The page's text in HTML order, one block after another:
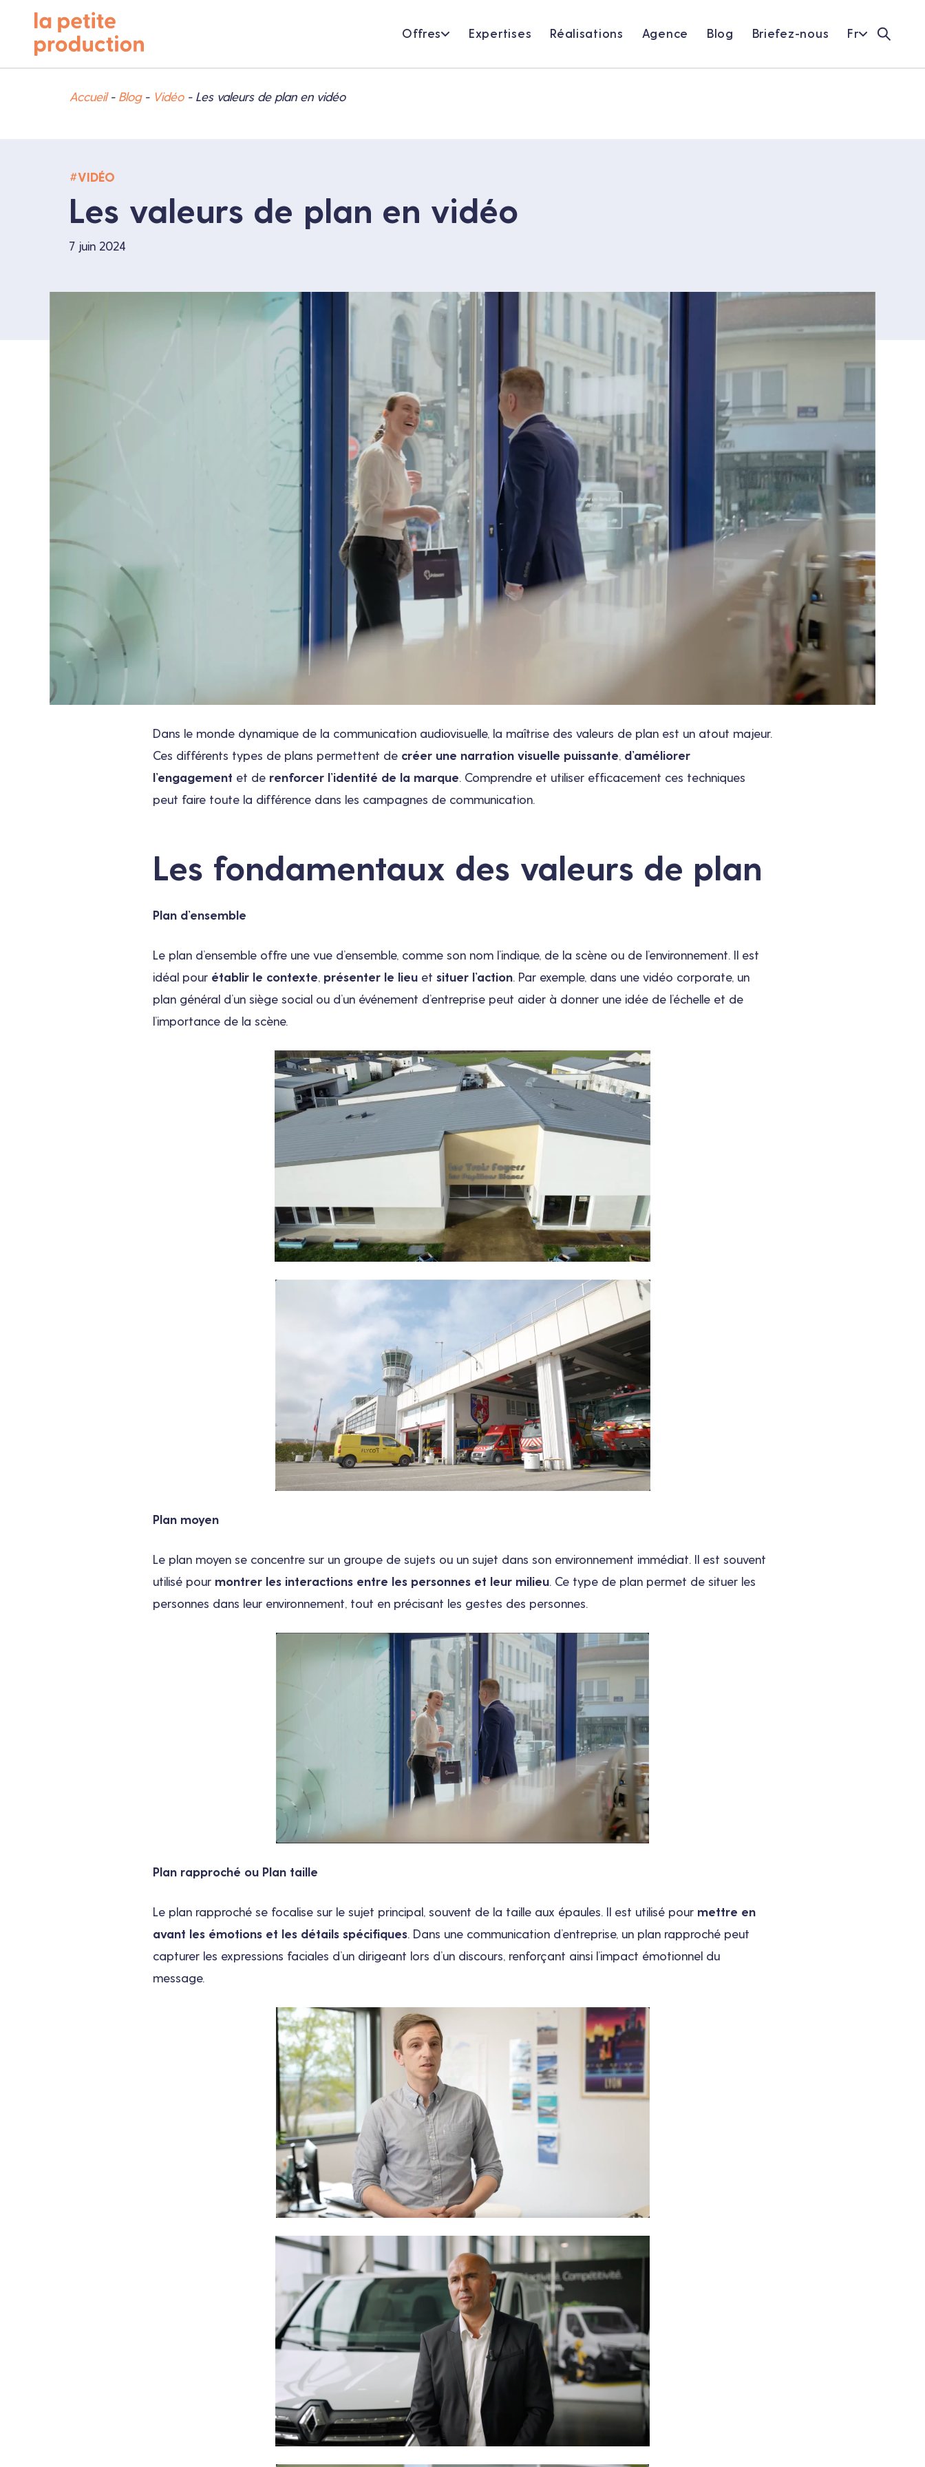
Offres Expertises Réalisations Agence Blog Briefez-nous Fr
Accueil- Blog- Vidéo- Les valeurs de plan en vidéo
VIDÉO
Les valeurs de plan en vidéo
7 juin 2024
Dans le monde dynamique de la communication audiovisuelle, la maîtrise des valeurs de plan est un atout majeur.
Ces différents types de plans permettent de créer une narration visuelle puissante, d’améliorer
l’engagement et de renforcer l’identité de la marque. Comprendre et utiliser efficacement ces techniques
peut faire toute la différence dans les campagnes de communication.
Les fondamentaux des valeurs de plan
Plan d’ensemble
Le plan d’ensemble offre une vue d’ensemble, comme son nom l’indique, de la scène ou de l’environnement. Il est
idéal pour établir le contexte, présenter le lieu et situer l’action. Par exemple, dans une vidéo corporate, un
plan général d’un siège social ou d’un événement d’entreprise peut aider à donner une idée de l’échelle et de
l’importance de la scène.
Plan moyen
Le plan moyen se concentre sur un groupe de sujets ou un sujet dans son environnement immédiat. Il est souvent
utilisé pour montrer les interactions entre les personnes et leur milieu. Ce type de plan permet de situer les
personnes dans leur environnement, tout en précisant les gestes des personnes.
Plan rapproché ou Plan taille
Le plan rapproché se focalise sur le sujet principal, souvent de la taille aux épaules. Il est utilisé pour mettre en
avant les émotions et les détails spécifiques. Dans une communication d’entreprise, un plan rapproché peut
capturer les expressions faciales d’un dirigeant lors d’un discours, renforçant ainsi l’impact émotionnel du
message.